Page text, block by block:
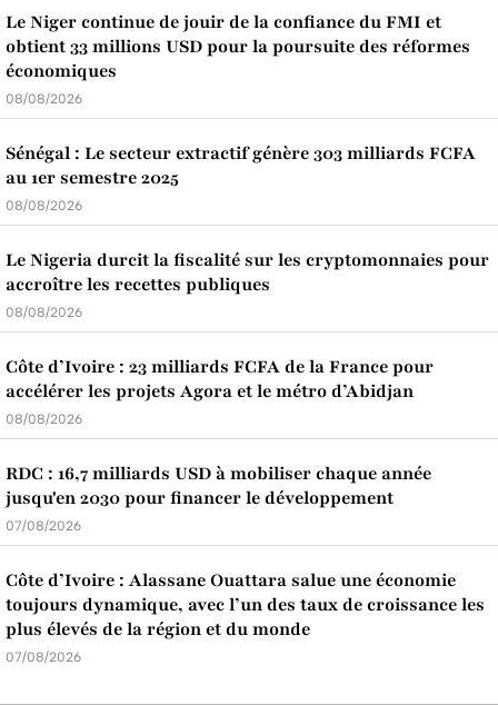
Le Niger continue de jouir de la confiance du FMI et
obtient 33 millions USD pour la poursuite des réformes
économiques
08/08/2026
Sénégal : Le secteur extractif génère 303 milliards FCFA
au 1er semestre 2025
08/08/2026
Le Nigeria durcit la fiscalité sur les cryptomonnaies pour
accroître les recettes publiques
08/08/2026
Côte d’Ivoire : 23 milliards FCFA de la France pour
accélérer les projets Agora et le métro d’Abidjan
08/08/2026
RDC : 16,7 milliards USD à mobiliser chaque année
jusqu'en 2030 pour financer le développement
07/08/2026
Côte d’Ivoire : Alassane Ouattara salue une économie
toujours dynamique, avec l’un des taux de croissance les
plus élevés de la région et du monde
07/08/2026